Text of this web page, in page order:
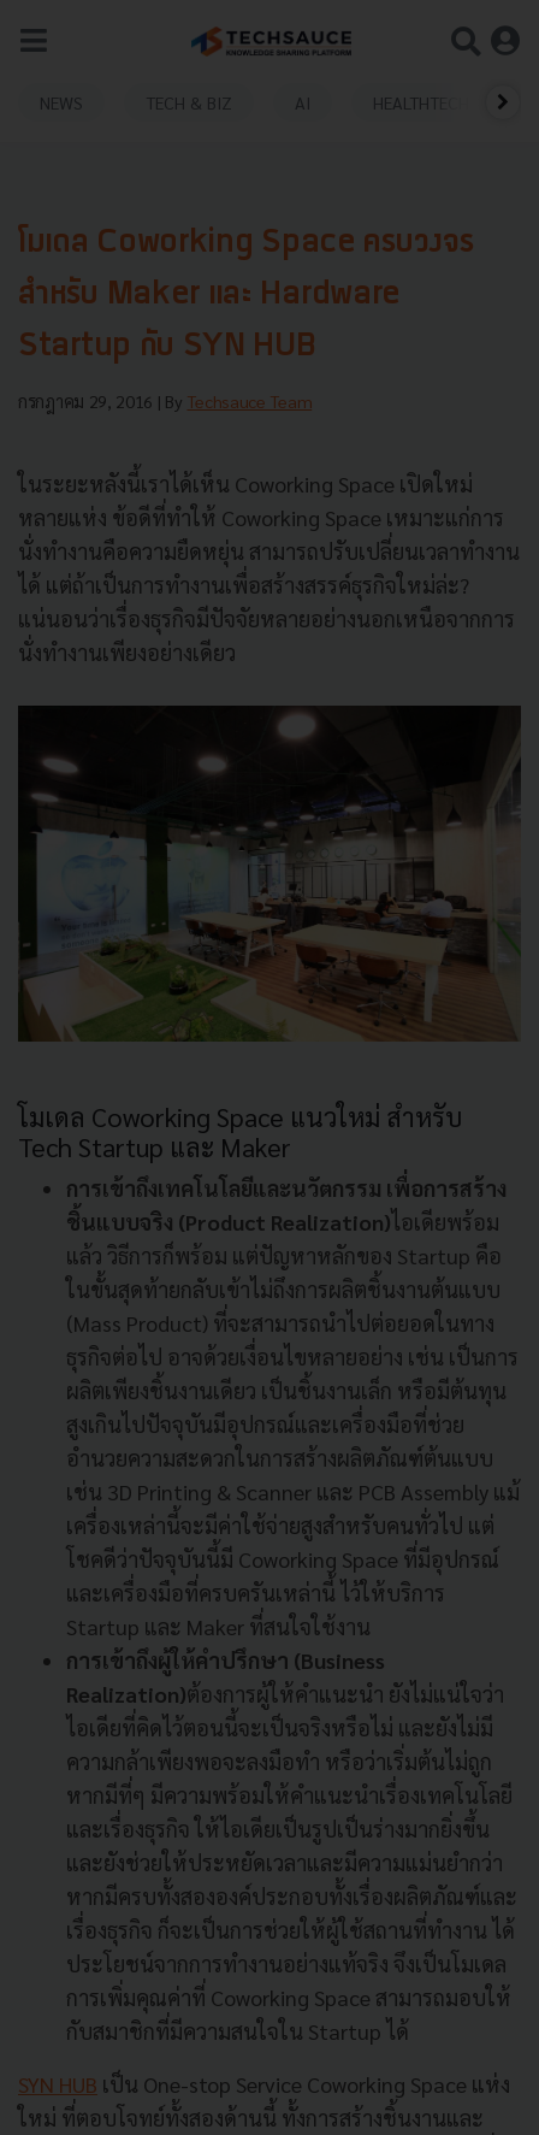
NEWS TECH & BIZ AI HEALTHTECH
โมเดล Coworking Space ครบวงจร
สำหรับ Maker และ Hardware
Startup กับ SYN HUB
กรกฎาคม 29, 2016 | By Techsauce Team
ในระยะหลังนี้เราได้เห็น Coworking Space เปิดใหม่
หลายแห่ง ข้อดีที่ทำให้ Coworking Space เหมาะแก่การ
นั่งทำงานคือความยืดหยุ่น สามารถปรับเปลี่ยนเวลาทำงาน
ได้ แต่ถ้าเป็นการทำงานเพื่อสร้างสรรค์ธุรกิจใหม่ล่ะ?
แน่นอนว่าเรื่องธุรกิจมีปัจจัยหลายอย่างนอกเหนือจากการ
นั่งทำงานเพียงอย่างเดียว
โมเดล Coworking Space แนวใหม่ สำหรับ
Tech Startup และ Maker
การเข้าถึงเทคโนโลยีและนวัตกรรม เพื่อการสร้าง
ชิ้นแบบจริง (Product Realization)ไอเดียพร้อม
แล้ว วิธีการก็พร้อม แต่ปัญหาหลักของ Startup คือ
ในขั้นสุดท้ายกลับเข้าไม่ถึงการผลิตชิ้นงานต้นแบบ
(Mass Product) ที่จะสามารถนำไปต่อยอดในทาง
ธุรกิจต่อไป อาจด้วยเงื่อนไขหลายอย่าง เช่น เป็นการ
ผลิตเพียงชิ้นงานเดียว เป็นชิ้นงานเล็ก หรือมีต้นทุน
สูงเกินไปปัจจุบันมีอุปกรณ์และเครื่องมือที่ช่วย
อำนวยความสะดวกในการสร้างผลิตภัณฑ์ต้นแบบ
เช่น 3D Printing & Scanner และ PCB Assembly แม้
เครื่องเหล่านี้จะมีค่าใช้จ่ายสูงสำหรับคนทั่วไป แต่
โชคดีว่าปัจจุบันนี้มี Coworking Space ที่มีอุปกรณ์
และเครื่องมือที่ครบครันเหล่านี้ ไว้ให้บริการ
Startup และ Maker ที่สนใจใช้งาน
การเข้าถึงผู้ให้คำปรึกษา (Business
Realization)ต้องการผู้ให้คำแนะนำ ยังไม่แน่ใจว่า
ไอเดียที่คิดไว้ตอนนี้จะเป็นจริงหรือไม่ และยังไม่มี
ความกล้าเพียงพอจะลงมือทำ หรือว่าเริ่มต้นไม่ถูก
หากมีที่ๆ มีความพร้อมให้คำแนะนำเรื่องเทคโนโลยี
และเรื่องธุรกิจ ให้ไอเดียเป็นรูปเป็นร่างมากยิ่งขึ้น
และยังช่วยให้ประหยัดเวลาและมีความแม่นยำกว่า
หากมีครบทั้งสององค์ประกอบทั้งเรื่องผลิตภัณฑ์และ
เรื่องธุรกิจ ก็จะเป็นการช่วยให้ผู้ใช้สถานที่ทำงาน ได้
ประโยชน์จากการทำงานอย่างแท้จริง จึงเป็นโมเดล
การเพิ่มคุณค่าที่ Coworking Space สามารถมอบให้
กับสมาชิกที่มีความสนใจใน Startup ได้
SYN HUB เป็น One-stop Service Coworking Space แห่ง
ใหม่ ที่ตอบโจทย์ทั้งสองด้านนี้ ทั้งการสร้างชิ้นงานและ